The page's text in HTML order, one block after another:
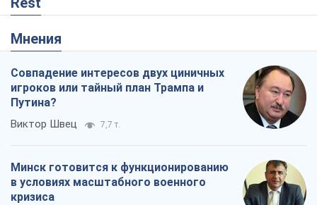
Мнения
Совпадение интересов двух циничных
игроков или тайный план Трампа и
Путина?
Виктор Швец 7,7 т.
Минск готовится к функционированию
в условиях масштабного военного
кризиса